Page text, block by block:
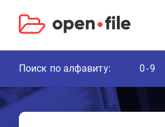
Поиск по алфавиту: 0-9